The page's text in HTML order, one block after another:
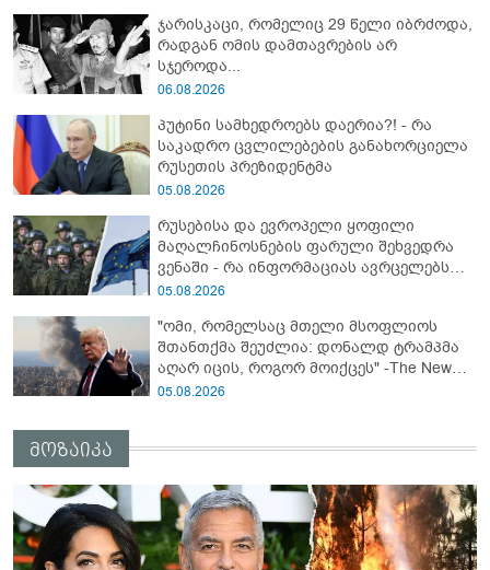
ჯარისკაცი, რომელიც 29 წელი იბრძოდა,
რადგან ომის დამთავრების არ
სჯეროდა...
06.08.2026
პუტინი სამხედროებს დაერია?! - რა
საკადრო ცვლილებების განახორციელა
რუსეთის პრეზიდენტმა
05.08.2026
რუსებისა და ევროპელი ყოფილი
მაღალჩინოსნების ფარული შეხვედრა
ვენაში - რა ინფორმაციას ავრცელებს
Bloomberg-ი
05.08.2026
"ომი, რომელსაც მთელი მსოფლიოს
შთანთქმა შეუძლია: დონალდ ტრამპმა
აღარ იცის, როგორ მოიქცეს" -The New
York Times
05.08.2026
მოზაიკა